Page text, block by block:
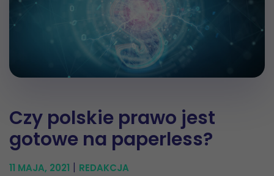
Czy polskie prawo jest
gotowe na paperless?
11 MAJA, 2021 | REDAKCJA